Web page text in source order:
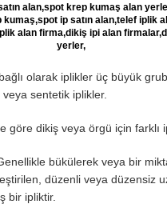
alan,spot krep kumaş alan
ip satın alan,telef iplik
alan firma,dikiş ipi alan
yerler,
olarak iplikler üç büyük
sentetik iplikler.
göre dikiş veya örgü için farklı
bükülerek veya bir
düzenli veya düzensiz
bir ipliktir.